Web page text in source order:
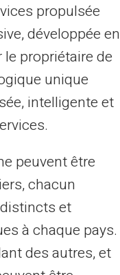
aux
de
ou à
propulsée
développée en
le propriétaire de
unique
intelligente et
peuvent être
chacun
et
à chaque pays.
des autres, et